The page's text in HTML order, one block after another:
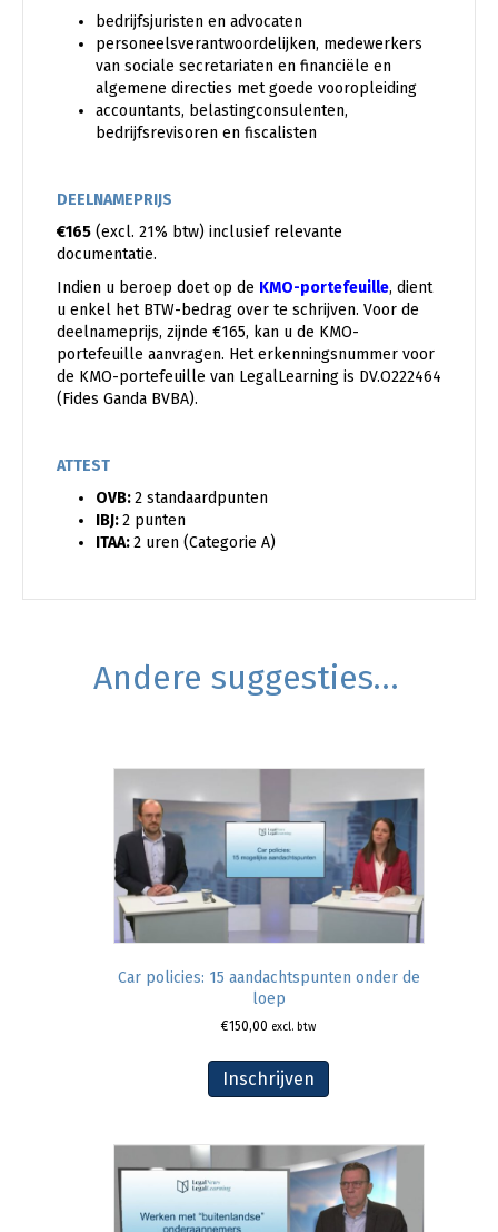
bedrijfsjuristen en advocaten
personeelsverantwoordelijken, medewerkers
van sociale secretariaten en financiële en
algemene directies met goede vooropleiding
accountants, belastingconsulenten,
bedrijfsrevisoren en fiscalisten
DEELNAMEPRIJS
€165 (excl. 21% btw) inclusief relevante
documentatie.
Indien u beroep doet op de KMO-portefeuille, dient
u enkel het BTW-bedrag over te schrijven. Voor de
deelnameprijs, zijnde €165, kan u de KMO-
portefeuille aanvragen. Het erkenningsnummer voor
de KMO-portefeuille van LegalLearning is DV.O222464
(Fides Ganda BVBA).
ATTEST
OVB:2 standaardpunten
IBJ:2 punten
ITAA:2 uren (Categorie A)
Andere suggesties…
Car policies: 15 aandachtspunten onder de
loep
€150,00 excl. btw
Inschrijven